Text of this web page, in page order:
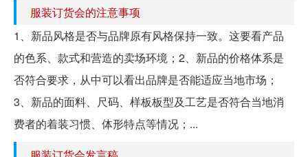
服装订货会的注意事项
1、新品风格是否与品牌原有风格保持一致。这要看产品
的色系、款式和营造的卖场环境；2、新品的价格体系是
否符合要求，从中可以看出品牌是否能适应当地市场；
3、新品的面料、尺码、样板板型及工艺是否符合当地消
费者的着装习惯、体形特点等情况；...